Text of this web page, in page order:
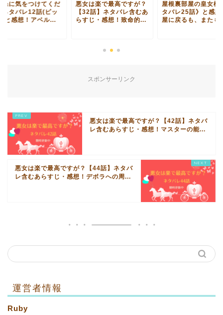
糸に気をつけてくだ
ネタバレ12話(ピッ
)と感想！アベル...
悪女は楽で最高ですが？
【32話】ネタバレ含むあ
らすじ・感想！致命的...
屋根裏部屋の皇女様
タバレ25話》と感想
屋に戻るも、またも
スポンサーリンク
悪女は楽で最高ですが？【42話】ネタバ
レ含むあらすじ・感想！マスターの能...
悪女は楽で最高ですが？【44話】ネタバ
レ含むあらすじ・感想！デボラへの周...
運営者情報
Ruby